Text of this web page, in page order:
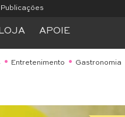
Publicações
LOJA APOIE
Entretenimento Gastronomia